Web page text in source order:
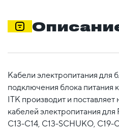
Кабели электропитания для
подключения блока питания
ITK производит и
кабелей электропитания для
С13-С14, С13-SCHUKO, C19-